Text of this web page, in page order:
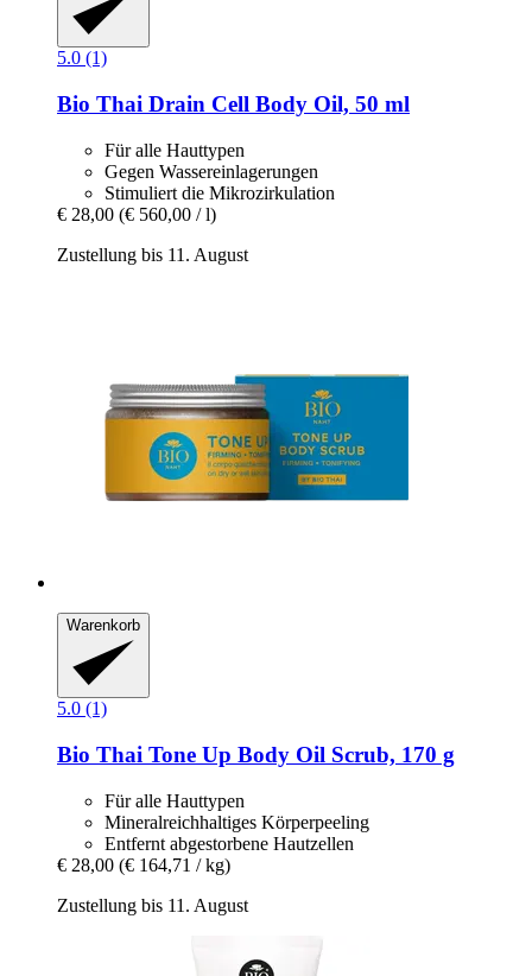
5.0 (1)
Bio Thai Drain Cell Body Oil, 50 ml
Für alle Hauttypen
Gegen Wassereinlagerungen
Stimuliert die Mikrozirkulation
€ 28,00 (€ 560,00 / l)
Zustellung bis 11. August
Warenkorb
5.0 (1)
Bio Thai Tone Up Body Oil Scrub, 170 g
Für alle Hauttypen
Mineralreichhaltiges Körperpeeling
Entfernt abgestorbene Hautzellen
€ 28,00 (€ 164,71 / kg)
Zustellung bis 11. August